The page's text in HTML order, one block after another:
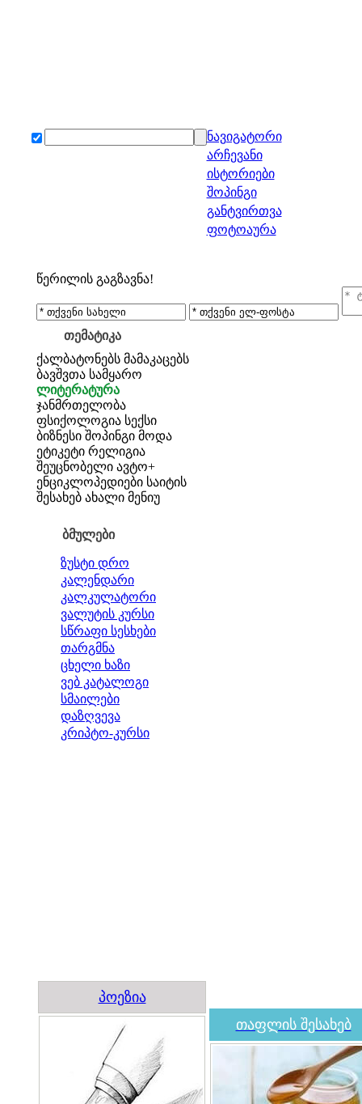
ნავიგატორი
არჩევანი
ისტორიები
შოპინგი
განტვირთვა
ფოტოაურა
წერილის გაგზავნა!
თემატიკა
ქალბატონებს მამაკაცებს
ბავშვთა სამყარო
ლიტერატურა
ჯანმრთელობა
ფსიქოლოგია სექსი
ბიზნესი შოპინგი მოდა
ეტიკეტი რელიგია
შეუცნობელი ავტო+
ენციკლოპედიები საიტის
შესახებ ახალი მენიუ
ბმულები
ზუსტი დრო
კალენდარი
კალკულატორი
ვალუტის კურსი
სწრაფი სესხები
თარგმნა
ცხელი ხაზი
ვებ კატალოგი
სმაილები
დაზღვევა
კრიპტო-კურსი
პოეზია
თაფლის შესახებ